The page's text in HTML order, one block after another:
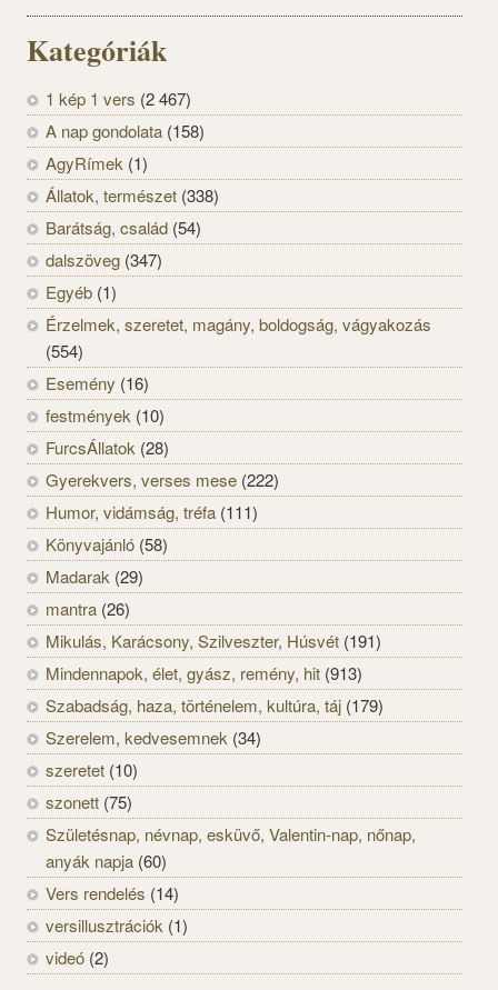
Kategóriák
1 kép 1 vers (2 467)
A nap gondolata (158)
AgyRímek (1)
Állatok, természet (338)
Barátság, család (54)
dalszöveg (347)
Egyéb (1)
Érzelmek, szeretet, magány, boldogság, vágyakozás
(554)
Esemény (16)
festmények (10)
FurcsÁllatok (28)
Gyerekvers, verses mese (222)
Humor, vidámság, tréfa (111)
Könyvajánló (58)
Madarak (29)
mantra (26)
Mikulás, Karácsony, Szilveszter, Húsvét (191)
Mindennapok, élet, gyász, remény, hit (913)
Szabadság, haza, történelem, kultúra, táj (179)
Szerelem, kedvesemnek (34)
szeretet (10)
szonett (75)
Születésnap, névnap, esküvő, Valentin-nap, nőnap,
anyák napja (60)
Vers rendelés (14)
versillusztrációk (1)
videó (2)